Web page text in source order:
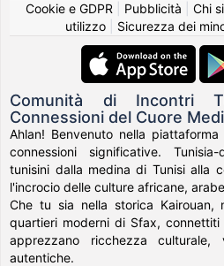
Cookie e GDPR
Pubblicità Chi
utilizzo| Sicurezza dei
Comunità di Incontri
Connessioni del Cuore
Ahlan! Benvenuto nella
connessioni significative.
tunisini dalla medina di Tunisi alla
l'incrocio delle culture africane,
Che tu sia nella storica Kairouan,
quartieri moderni di Sfax,
apprezzano ricchezza
autentiche.